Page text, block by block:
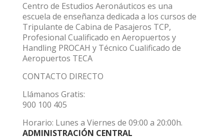
Centro de Estudios Aeronáuticos es una
escuela de enseñanza dedicada a los cursos de
Tripulante de Cabina de Pasajeros TCP,
Profesional Cualificado en Aeropuertos y
Handling PROCAH y Técnico Cualificado de
Aeropuertos TECA
CONTACTO DIRECTO
Llámanos Gratis:
900 100 405
Horario: Lunes a Viernes de 09:00 a 20:00h.
ADMINISTRACIÓN CENTRAL